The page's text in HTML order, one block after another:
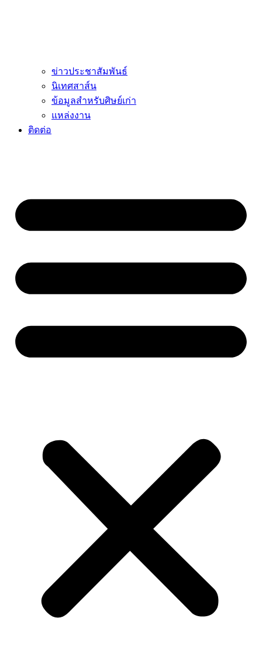
ข่าวประชาสัมพันธ์
นิเทศสาส์น
ข้อมูลสำหรับศิษย์เก่า
แหล่งงาน
ติดต่อ